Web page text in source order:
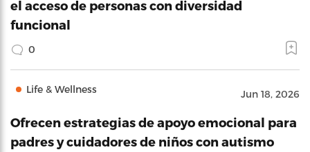
el acceso de personas con diversidad
funcional
0
Life & Wellness Jun 18, 2026
Ofrecen estrategias de apoyo emocional para
padres y cuidadores de niños con autismo